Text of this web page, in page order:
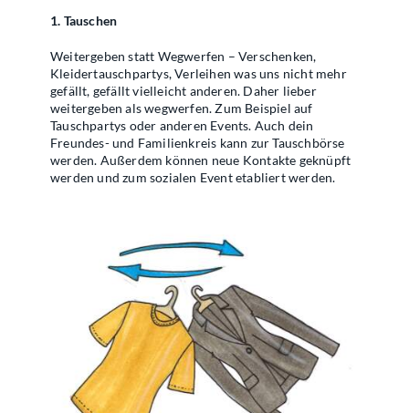
1. Tauschen
Weitergeben statt Wegwerfen – Verschenken,
Kleidertauschpartys, Verleihen was uns nicht mehr
gefällt, gefällt vielleicht anderen. Daher lieber
weitergeben als wegwerfen. Zum Beispiel auf
Tauschpartys oder anderen Events. Auch dein
Freundes- und Familienkreis kann zur Tauschbörse
werden. Außerdem können neue Kontakte geknüpft
werden und zum sozialen Event etabliert werden.